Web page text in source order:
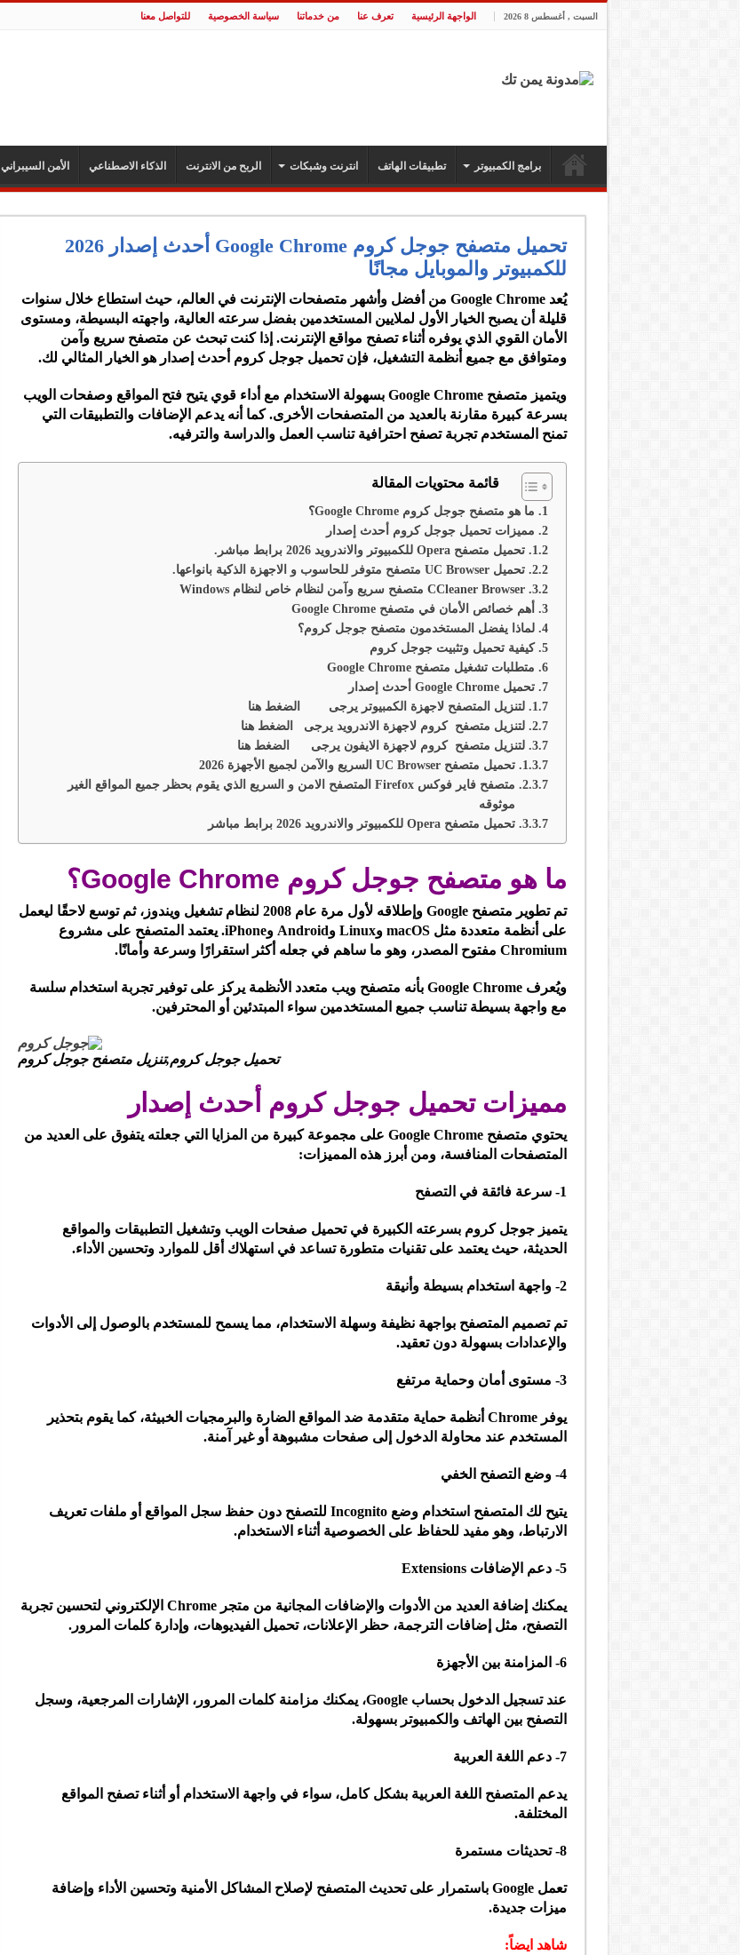
السبت , أغسطس 8 2026 الواجهة الرئيسية تعرف عنا من خدماتنا سياسة الخصوصية للتواصل معنا
برامج الكمبيوتر تطبيقات الهاتف انترنت وشبكات الربح من الانترنت الذكاء الاصطناعي الأمن السيبراني
تحميل متصفح جوجل كروم Google Chrome أحدث إصدار 2026
للكمبيوتر والموبايل مجانًا
يُعد Google Chrome من أفضل وأشهر متصفحات الإنترنت في العالم، حيث استطاع خلال سنوات
قليلة أن يصبح الخيار الأول لملايين المستخدمين بفضل سرعته العالية، واجهته البسيطة، ومستوى
الأمان القوي الذي يوفره أثناء تصفح مواقع الإنترنت. إذا كنت تبحث عن متصفح سريع وآمن
ومتوافق مع جميع أنظمة التشغيل، فإن تحميل جوجل كروم أحدث إصدار هو الخيار المثالي لك.
ويتميز متصفح Google Chrome بسهولة الاستخدام مع أداء قوي يتيح فتح المواقع وصفحات الويب
بسرعة كبيرة مقارنة بالعديد من المتصفحات الأخرى. كما أنه يدعم الإضافات والتطبيقات التي
تمنح المستخدم تجربة تصفح احترافية تناسب العمل والدراسة والترفيه.
قائمة محتويات المقالة
ما هو متصفح جوجل كروم Google Chrome؟
مميزات تحميل جوجل كروم أحدث إصدار
تحميل متصفح Opera للكمبيوتر والاندرويد 2026 برابط مباشر.
تحميل UC Browser متصفح متوفر للحاسوب و الاجهزة الذكية بانواعها.
CCleaner Browser متصفح سريع وآمن لنظام خاص لنظام Windows
أهم خصائص الأمان في متصفح Google Chrome
لماذا يفضل المستخدمون متصفح جوجل كروم؟
كيفية تحميل وتثبيت جوجل كروم
متطلبات تشغيل متصفح Google Chrome
تحميل Google Chrome أحدث إصدار
لتنزيل المتصفح لاجهزة الكمبيوتر يرجى الضغط هنا
لتنزيل متصفح كروم لاجهزة الاندرويد يرجى الضغط هنا
لتنزيل متصفح كروم لاجهزة الايفون يرجى الضغط هنا
تحميل متصفح UC Browser السريع والآمن لجميع الأجهزة 2026
متصفح فاير فوكس Firefox المتصفح الامن و السريع الذي يقوم بحظر جميع المواقع الغير
موثوقه
تحميل متصفح Opera للكمبيوتر والاندرويد 2026 برابط مباشر
ما هو متصفح جوجل كروم Google Chrome؟
تم تطوير متصفح Google وإطلاقه لأول مرة عام 2008 لنظام تشغيل ويندوز، ثم توسع لاحقًا ليعمل
على أنظمة متعددة مثل macOS وLinux وAndroid وiPhone. يعتمد المتصفح على مشروع
Chromium مفتوح المصدر، وهو ما ساهم في جعله أكثر استقرارًا وسرعة وأمانًا.
ويُعرف Google Chrome بأنه متصفح ويب متعدد الأنظمة يركز على توفير تجربة استخدام سلسة
مع واجهة بسيطة تناسب جميع المستخدمين سواء المبتدئين أو المحترفين.
تحميل جوجل كروم,تنزيل متصفح جوجل كروم
مميزات تحميل جوجل كروم أحدث إصدار
يحتوي متصفح Google Chrome على مجموعة كبيرة من المزايا التي جعلته يتفوق على العديد من
المتصفحات المنافسة، ومن أبرز هذه المميزات:
1- سرعة فائقة في التصفح
يتميز جوجل كروم بسرعته الكبيرة في تحميل صفحات الويب وتشغيل التطبيقات والمواقع
الحديثة، حيث يعتمد على تقنيات متطورة تساعد في استهلاك أقل للموارد وتحسين الأداء.
2- واجهة استخدام بسيطة وأنيقة
تم تصميم المتصفح بواجهة نظيفة وسهلة الاستخدام، مما يسمح للمستخدم بالوصول إلى الأدوات
والإعدادات بسهولة دون تعقيد.
3- مستوى أمان وحماية مرتفع
يوفر Chrome أنظمة حماية متقدمة ضد المواقع الضارة والبرمجيات الخبيثة، كما يقوم بتحذير
المستخدم عند محاولة الدخول إلى صفحات مشبوهة أو غير آمنة.
4- وضع التصفح الخفي
يتيح لك المتصفح استخدام وضع Incognito للتصفح دون حفظ سجل المواقع أو ملفات تعريف
الارتباط، وهو مفيد للحفاظ على الخصوصية أثناء الاستخدام.
5- دعم الإضافات Extensions
يمكنك إضافة العديد من الأدوات والإضافات المجانية من متجر Chrome الإلكتروني لتحسين تجربة
التصفح، مثل إضافات الترجمة، حظر الإعلانات، تحميل الفيديوهات، وإدارة كلمات المرور.
6- المزامنة بين الأجهزة
عند تسجيل الدخول بحساب Google، يمكنك مزامنة كلمات المرور، الإشارات المرجعية، وسجل
التصفح بين الهاتف والكمبيوتر بسهولة.
7- دعم اللغة العربية
يدعم المتصفح اللغة العربية بشكل كامل، سواء في واجهة الاستخدام أو أثناء تصفح المواقع
المختلفة.
8- تحديثات مستمرة
تعمل Google باستمرار على تحديث المتصفح لإصلاح المشاكل الأمنية وتحسين الأداء وإضافة
ميزات جديدة.
شاهد ايضاً: